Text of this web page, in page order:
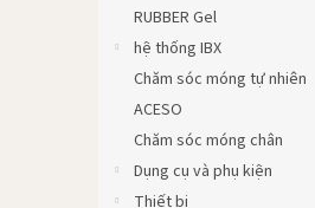
RUBBER Gel
hệ thống IBX
Chăm sóc móng tự nhiên
ACESO
Chăm sóc móng chân
Dụng cụ và phụ kiện
Thiết bị